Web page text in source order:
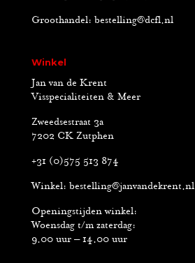
Groothandel: bestelling@dcfl.nl
Winkel
Jan van de Krent
Visspecialiteiten & Meer
Zweedsestraat 3a
7202 CK Zutphen
+31 (0)575 513 874
Winkel: bestelling@janvandekrent.nl
Openingstijden winkel:
Woensdag t/m zaterdag:
9.00 uur – 14.00 uur